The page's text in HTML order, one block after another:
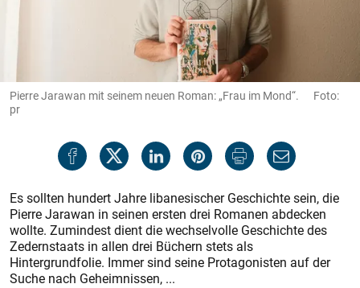
Pierre Jarawan mit seinem neuen Roman: „Frau im Mond“. Foto:
pr
Es sollten hundert Jahre libanesischer Geschichte sein, die
Pierre Jarawan in seinen ersten drei Romanen abdecken
wollte. Zumindest dient die wechselvolle Geschichte des
Zedernstaats in allen drei Büchern stets als
Hintergrundfolie. Immer sind seine Protagonisten auf der
Suche nach Geheimnissen, ...